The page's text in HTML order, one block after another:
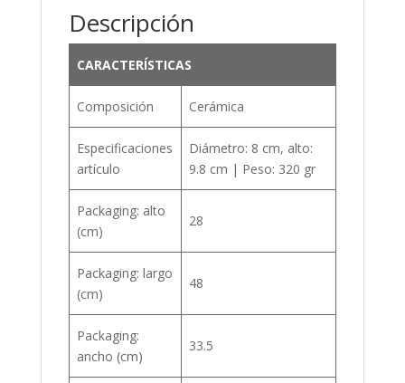
Descripción
CARACTERÍSTICAS
Composición Cerámica
Especificaciones
artículo
Diámetro: 8 cm, alto:
9.8 cm | Peso: 320 gr
Packaging: alto
(cm)
28
Packaging: largo
(cm)
48
Packaging:
ancho (cm)
33.5